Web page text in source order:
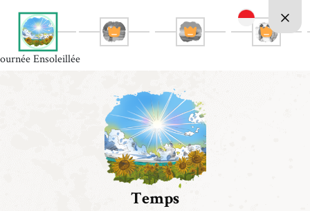
Ensoleillée
Temps